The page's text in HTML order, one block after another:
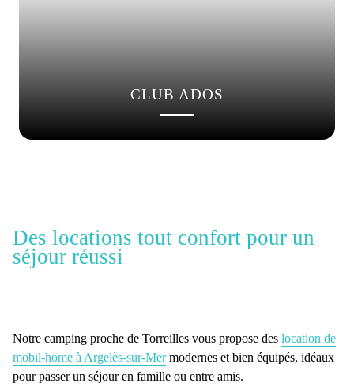
CLUB ADOS
Des locations tout confort pour un
séjour réussi
Notre camping proche de Torreilles vous propose des location de
mobil-home à Argelès-sur-Mermodernes et bien équipés, idéaux
pour passer un séjour en famille ou entre amis.